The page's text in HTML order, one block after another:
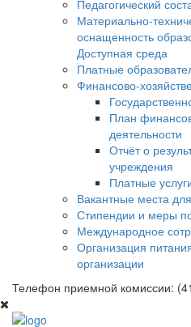
Педагогический
Материально-
оснащенность
Доступная среда
Платные
Финансово-
План
деятельности
Отчёт о
учреждения
Платные
Вакантные места
Стипендии и меры
Международное
Организация
организации
Телефон приемной комиссии: